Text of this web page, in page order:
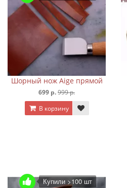
Шорный нож Aige прямой
699 р.999 р.
В корзину
Купили >100 шт